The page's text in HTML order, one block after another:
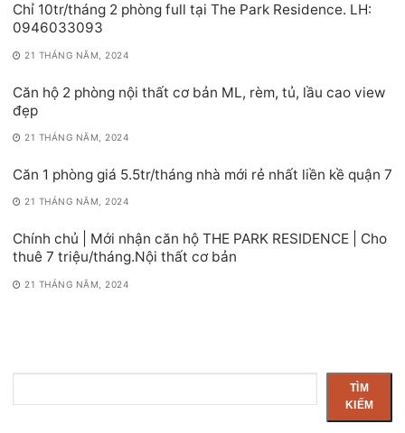
Chỉ 10tr/tháng 2 phòng full tại The Park Residence. LH:
0946033093
21 THÁNG NĂM, 2024
Căn hộ 2 phòng nội thất cơ bản ML, rèm, tủ, lầu cao view
đẹp
21 THÁNG NĂM, 2024
Căn 1 phòng giá 5.5tr/tháng nhà mới rẻ nhất liền kề quận 7
21 THÁNG NĂM, 2024
Chính chủ | Mới nhận căn hộ THE PARK RESIDENCE | Cho
thuê 7 triệu/tháng.Nội thất cơ bản
21 THÁNG NĂM, 2024
kiếm
TÌM
KIẾM